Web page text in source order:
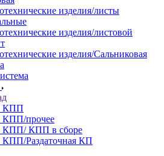
изделия/листы
изделия/листовой
изделия/Сальниковая
КПП
КПП/прочее
КПП/ КПП в сборе
КПП/Раздаточная КП